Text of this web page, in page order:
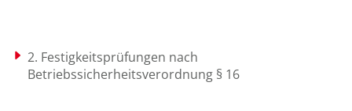
2. Festigkeitsprüfungen nach
Betriebssicherheitsverordnung § 16